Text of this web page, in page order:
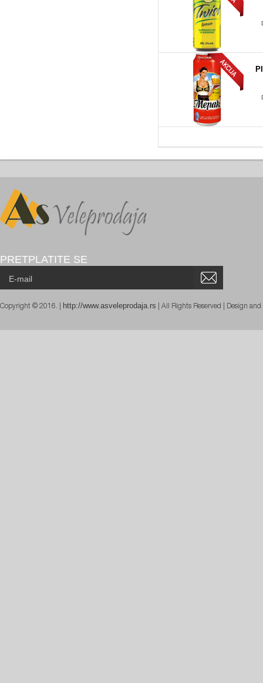
PRETPLATITE SE
Copyright © 2016. | http://www.asveleprodaja.rs | All Rights Reserved | Design